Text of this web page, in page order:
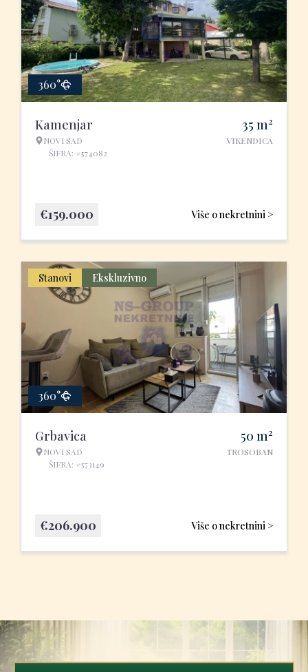
360°
Kamenjar
NOVI SAD
ŠIFRA: #574082
35 m2
VIKENDICA
Više o nekretnini >
€159.000
Stanovi Ekskluzivno
360°
Grbavica
NOVI SAD
ŠIFRA: #573149
50 m2
TROSOBAN
Više o nekretnini >
€206.900